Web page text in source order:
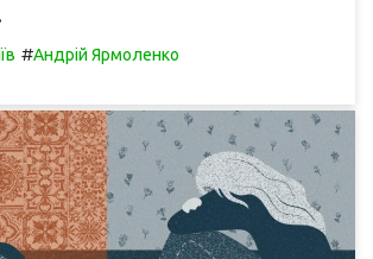
#Андрій Ярмоленко